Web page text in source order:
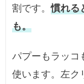
割です。慣れる
も。
パプーもラッコ
使います。左ク